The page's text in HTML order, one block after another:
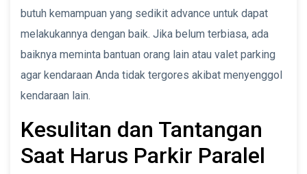
butuh kemampuan yang sedikit advance untuk dapat
melakukannya dengan baik. Jika belum terbiasa, ada
baiknya meminta bantuan orang lain atau valet parking
agar kendaraan Anda tidak tergores akibat menyenggol
kendaraan lain.
Kesulitan dan Tantangan
Saat Harus Parkir Paralel